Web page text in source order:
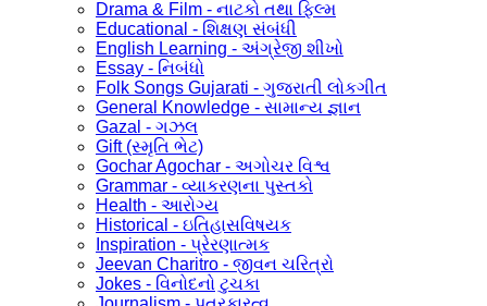
Drama & Film - નાટકો તથા ફિલ્મ
Educational - શિક્ષણ સંબંધી
English Learning - અંગ્રેજી શીખો
Essay - નિબંધો
Folk Songs Gujarati - ગુજરાતી લોકગીત
General Knowledge - સામાન્ય જ્ઞાન
Gazal - ગઝલ
Gift (સ્મૃતિ ભેટ)
Gochar Agochar - અગોચર વિશ્વ
Grammar - વ્યાકરણના પુસ્તકો
Health - આરોગ્ય
Historical - ઇતિહાસવિષયક
Inspiration - પ્રેરણાત્મક
Jeevan Charitro - જીવન ચરિત્રો
Jokes - વિનોદનો ટુચકા